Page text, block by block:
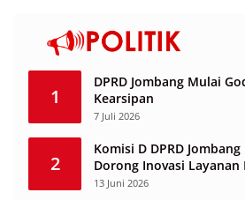
1
DPRD Jombang Mulai
Kearsipan
7 Juli 2026
2
Komisi D DPRD Jombang
Dorong Inovasi Layanan
Berbasis Desa
13 Juni 2026